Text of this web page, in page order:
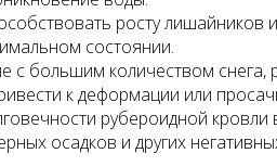
росту лишайников
состоянии.
с большим количеством снега,
к деформации или
рубероидной
осадков и других